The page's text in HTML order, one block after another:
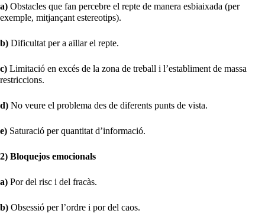
a) Obstacles que fan percebre el repte de manera esbiaixada (per
exemple, mitjançant estereotips).
b) Dificultat per a aïllar el repte.
c) Limitació en excés de la zona de treball i l’establiment de massa
restriccions.
d) No veure el problema des de diferents punts de vista.
e) Saturació per quantitat d’informació.
2) Bloquejos emocionals
a) Por del risc i del fracàs.
b) Obsessió per l’ordre i por del caos.